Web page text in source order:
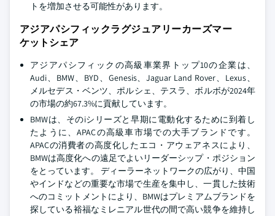
トを増加させる可能性があります。
アジアパシフィックラグジュアリーカーズマー
ケットシェア
アジアパシフィックの高級車業界トップ10の企業は、
Audi、BMW、BYD、Genesis、Jaguar Land Rover、Lexus、
メルセデス・ベンツ、ポルシェ、テスラ、ボルボが2024年
の市場の約67.3%に貢献しています。
BMWは、そのiシリーズと早期に電動化するために到着し
たように、APACの高級車市場での大手ブランドです。
APACの消費者の高度化したエコ・アウェアネスにより、
BMWは高度化への遠足でよいリーダーシップ・ポジション
をとっています。 ディーラーネットワークの広がり、中国
やインドなどの重要な市場で生産を集中し、一貫した技術
へのコミットメントにより、BMWはプレミアムブランドを
探している裕福なミレニアル世代の間で高い競争を維持し